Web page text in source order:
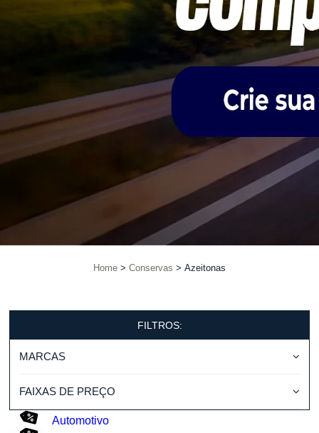
Home Conservas Azeitonas
FILTROS:
MARCAS
FAIXAS DE PREÇO
Automotivo